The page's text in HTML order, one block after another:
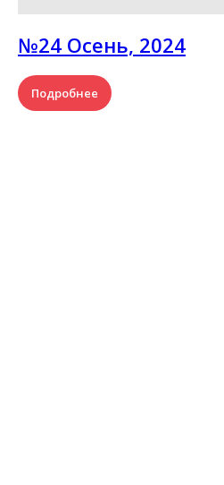
№24 Осень, 2024
Подробнее